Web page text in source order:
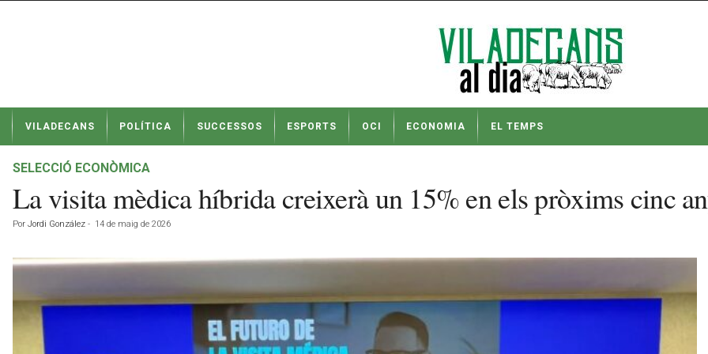
t
VILADECANS POLÍTICA SUCCESSOS ESPORTS OCI ECONOMIA EL TEMPS
SELECCIÓ ECONÒMICA
La visita mèdica híbrida creixerà un 15% en els pròxims cinc
Por Jordi González - 14 de maig de 2026